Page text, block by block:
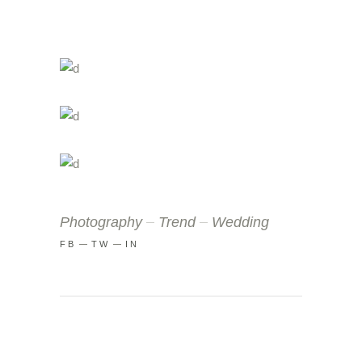
Photography Trend Wedding
FB TW IN